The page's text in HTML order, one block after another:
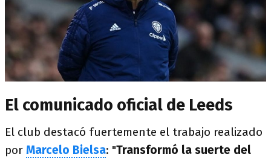
El comunicado oficial de Leeds
El club destacó fuertemente el trabajo realizado
por Marcelo Bielsa: "Transformó la suerte del